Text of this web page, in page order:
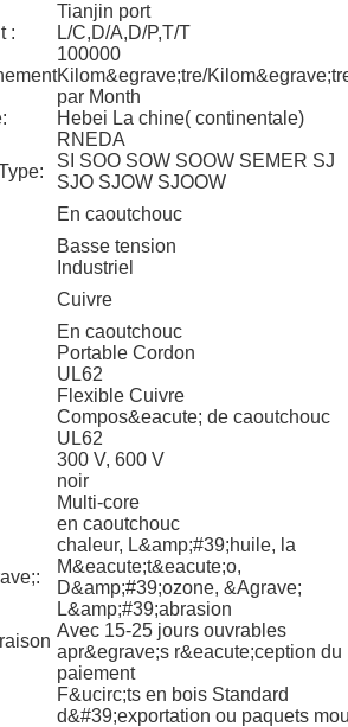
Tianjin port
:
L/C,D/A,D/P,T/T
100000
Kilom&egrave;tre/
par Month
Hebei La chine( continentale)
RNEDA
SI SOO SOW SOOW SEMER SJ
SJO SJOW SJOOW
En caoutchouc
Basse tension
Industriel
Cuivre
En caoutchouc
Portable Cordon
UL62
Flexible Cuivre
Compos&eacute; de caoutchouc
UL62
300 V, 600 V
noir
Multi-core
en caoutchouc
chaleur, L&amp;#39;huile, la
M&eacute;t&eacute;o,
D&amp;#39;ozone, &Agrave;
L&amp;#39;abrasion
Avec 15-25 jours ouvrables
apr&egrave;s r&eacute;ception du
paiement
F&ucirc;ts en bois Standard
d&#39;exportation ou paquets